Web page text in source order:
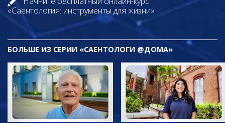
«Саентология: инструменты для жизни»
БОЛЬШЕ ИЗ СЕРИИ «САЕНТОЛОГИ @ДОМА»